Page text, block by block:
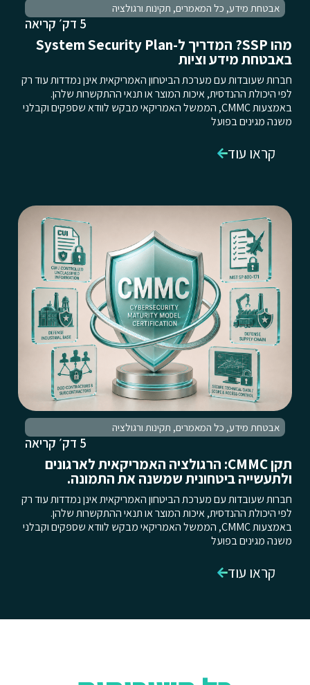
אבטחת מידע, כל המאמרים, תקינות ורגולציה
5 דק׳ קריאה
מהו SSP? המדריך ל-System Security Plan
באבטחת מידע וציות
חברות שעובדות עם מערכת הביטחון האמריקאית אינן נמדדות עוד רק
לפי היכולת ההנדסית, איכות המוצר או תנאי ההתקשרות שלהן.
באמצעות CMMC, הממשל האמריקאי מבקש לוודא שספקים וקבלני
משנה מגינים בפועל
קראו עוד
אבטחת מידע, כל המאמרים, תקינות ורגולציה
5 דק׳ קריאה
תקן CMMC: הרגולציה האמריקאית לארגונים
ולתעשייה ביטחונית שמשנה את התמונה.
חברות שעובדות עם מערכת הביטחון האמריקאית אינן נמדדות עוד רק
לפי היכולת ההנדסית, איכות המוצר או תנאי ההתקשרות שלהן.
באמצעות CMMC, הממשל האמריקאי מבקש לוודא שספקים וקבלני
משנה מגינים בפועל
קראו עוד